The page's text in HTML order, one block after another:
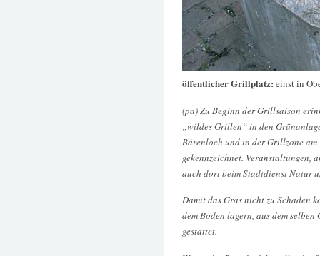
öffentlicher Grillplatz: einst in
(pa) Zu Beginn der Grillsaison
„wildes Grillen“ in den
Bärenloch und in der Grillzone am
gekennzeichnet. Veranstaltungen,
auch dort beim Stadtdienst Natur
Damit das Gras nicht zu Schaden
dem Boden lagern, aus dem
gestattet.